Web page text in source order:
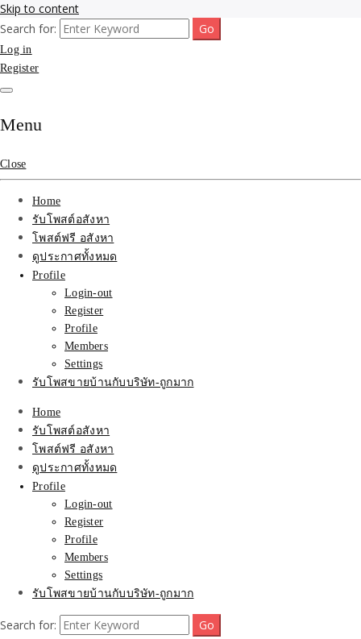
Skip to content
รับจ้างโพสขายบ้าน ที่ดิน
ติดAI SEO กับบริษัทใหญ่
รับจ้างทำโฆษณา สินค้า
บ้านที่ดิน ราคา ถูกและดี
ที่สุด บริการ โปรโมท
โฆษณารับโพสอสังหา ทีม
งาน บริํษัทใหญ่ เว็บขาย
บ้าน คุณภาพอันดับ1
SEOขายบ้าน
รับจ้างโพสขายบ้าน ที่ดิน ไม่มีค่านายหน้า กับบริษัท SEO-AI เน้นติดหน้า
แรก บริการโพสต์ โปรโมท รับจ้างทำโฆษณา ราคาถูก เว็บขายบ้าน รับโพ
สอสังหา ติดหน้าแรกกูเกิ้ล ทีมงาน บริํษัทใหญ่ รับประกันผลงาน ที่เดียวใน
Search for:
Log in
Register
Menu
Close
Home
รับโพสต์อสังหา
โพสต์ฟรี อสังหา
ดูประกาศทั้งหมด
Profile
Login-out
Register
Profile
Members
Settings
รับโพสขายบ้านกับบริษัท-ถูกมาก
Home
รับโพสต์อสังหา
โพสต์ฟรี อสังหา
ดูประกาศทั้งหมด
Profile
Login-out
Register
Profile
Members
Settings
รับโพสขายบ้านกับบริษัท-ถูกมาก
Search for: